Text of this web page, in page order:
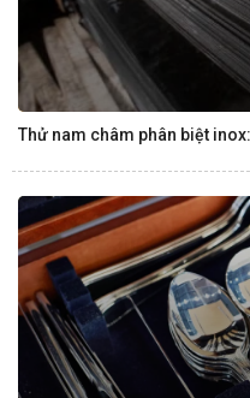
Thử nam châm phân biệt